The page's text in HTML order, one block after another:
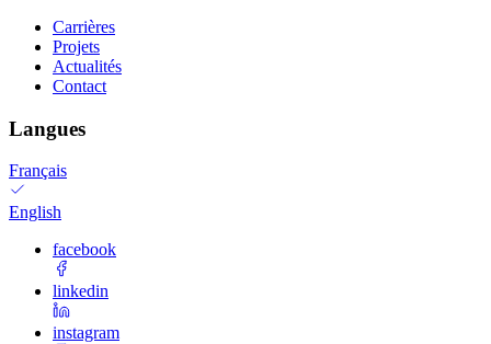
Carrières
Projets
Actualités
Contact
Langues
Français
English
facebook
linkedin
instagram